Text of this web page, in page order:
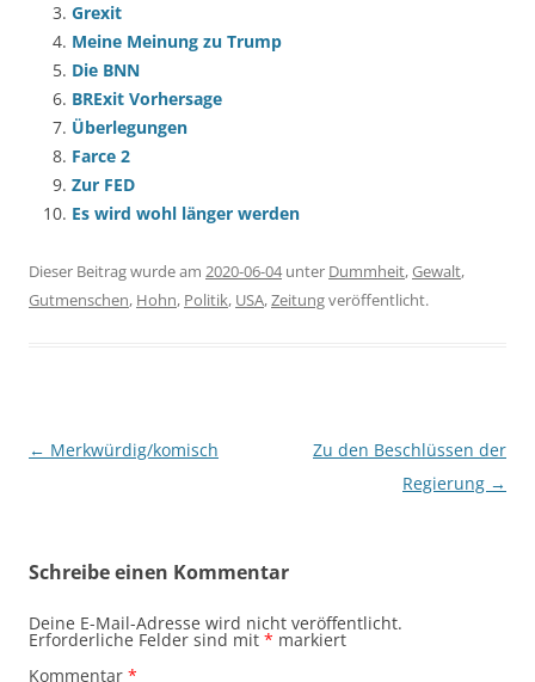
Grexit
Meine Meinung zu Trump
Die BNN
BRExit Vorhersage
Überlegungen
Farce 2
Zur FED
Es wird wohl länger werden
Dieser Beitrag wurde am 2020-06-04unter Dummheit,Gewalt,
Gutmenschen, Hohn, Politik, USA,Zeitungveröffentlicht.
Beitragsnavigation
← Merkwürdig/komisch
Zu den Beschlüssen der
Regierung →
Schreibe einen Kommentar
Deine E-Mail-Adresse wird nicht veröffentlicht.
Erforderliche Felder sind mit * markiert
Kommentar *